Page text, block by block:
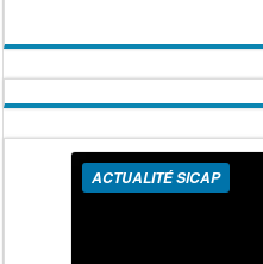
ACTUALITÉ SICAP